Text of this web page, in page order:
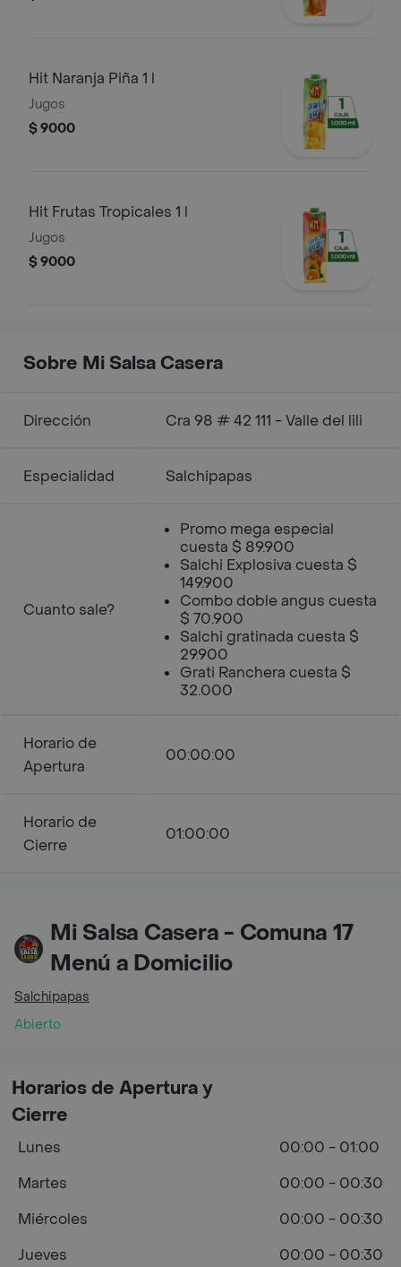
Hit Naranja Piña 1 l
Jugos
$ 9000
Hit Frutas Tropicales 1 l
Jugos
$ 9000
Sobre Mi Salsa Casera
Dirección Cra 98 # 42 111 - Valle del lili
Especialidad Salchipapas
Cuanto sale?
Promo mega especial
cuesta $ 89.900
Salchi Explosiva cuesta $
149.900
Combo doble angus cuesta
$ 70.900
Salchi gratinada cuesta $
29.900
Grati Ranchera cuesta $
32.000
Horario de
Apertura
00:00:00
Horario de
Cierre
01:00:00
Mi Salsa Casera - Comuna 17
Menú a Domicilio
Salchipapas
Abierto
Horarios de Apertura y
Cierre
Lunes
00:00 - 01:00
Martes
00:00 - 00:30
Miércoles
00:00 - 00:30
Jueves
00:00 - 00:30